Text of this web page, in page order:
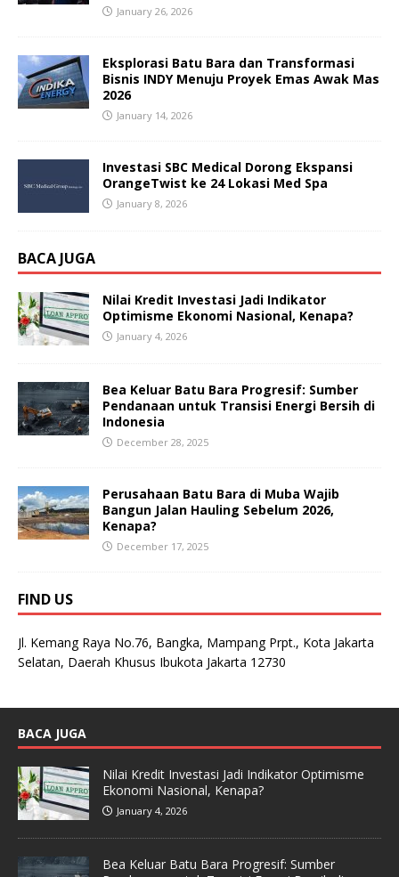
January 26, 2026
Eksplorasi Batu Bara dan Transformasi
Bisnis INDY Menuju Proyek Emas Awak Mas
2026
January 14, 2026
Investasi SBC Medical Dorong Ekspansi
OrangeTwist ke 24 Lokasi Med Spa
January 8, 2026
BACA JUGA
Nilai Kredit Investasi Jadi Indikator
Optimisme Ekonomi Nasional, Kenapa?
January 4, 2026
Bea Keluar Batu Bara Progresif: Sumber
Pendanaan untuk Transisi Energi Bersih di
Indonesia
December 28, 2025
Perusahaan Batu Bara di Muba Wajib
Bangun Jalan Hauling Sebelum 2026,
Kenapa?
December 17, 2025
FIND US
Jl. Kemang Raya No.76, Bangka, Mampang Prpt., Kota Jakarta
Selatan, Daerah Khusus Ibukota Jakarta 12730
BACA JUGA
Nilai Kredit Investasi Jadi Indikator Optimisme
Ekonomi Nasional, Kenapa?
January 4, 2026
Bea Keluar Batu Bara Progresif: Sumber